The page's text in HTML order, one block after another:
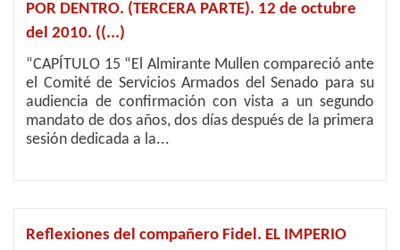
POR DENTRO. (TERCERA PARTE). 12 de octubre
del 2010. ((...)
“CAPÍTULO 15 “El Almirante Mullen compareció ante
el Comité de Servicios Armados del Senado para su
audiencia de confirmación con vista a un segundo
mandato de dos años, dos días después de la primera
sesión dedicada a la...
Reflexiones del compañero Fidel. EL IMPERIO